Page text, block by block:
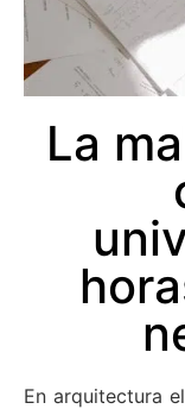
La
En arquitectura